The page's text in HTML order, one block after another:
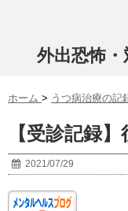
外出恐怖
ホーム > うつ病治療の記
【受診記録】
2021/07/29